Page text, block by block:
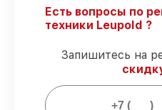
договоренности.
Официальная
запчасти
поддержкой до 3
Мы гарантируем:
Есть вопросы по
техники Leupold ?
Запишитесь на